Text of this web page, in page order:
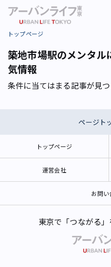
トップページ
築地市場駅のメンタル
気情報
条件に当てはまる記事が見つ
ページト
トップページ
運営会社
お問い
東京で「つながる